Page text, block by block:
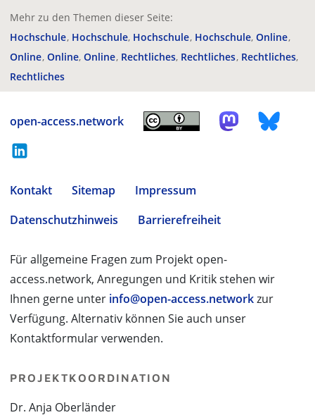
Mehr zu den Themen dieser Seite:
Hochschule Hochschule Hochschule Hochschule Online
Online Online Online Rechtliches Rechtliches Rechtliches
Rechtliches
open-access.network
Kontakt Sitemap
Impressum
Datenschutzhinweis
Barrierefreiheit
Für allgemeine Fragen zum Projekt open-
access.network, Anregungen und Kritik stehen wir
Ihnen gerne unter info@open-access.networkzur
Verfügung. Alternativ können Sie auch unser
Kontaktformular verwenden.
PROJEKTKOORDINATION
Dr. Anja Oberländer